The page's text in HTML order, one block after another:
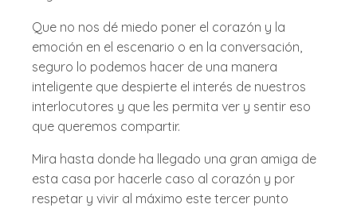
Que no nos dé miedo poner el corazón y la
emoción en el escenario o en la conversación,
seguro lo podemos hacer de una manera
inteligente que despierte el interés de nuestros
interlocutores y que les permita ver y sentir eso
que queremos compartir.
Mira hasta donde ha llegado una gran amiga de
esta casa por hacerle caso al corazón y por
respetar y vivir al máximo este tercer punto